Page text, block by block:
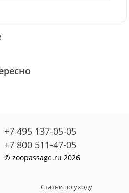
+7 495 137-05-05
+7 800 511-47-05
© zoopassage.ru 2026
Статьи по уходу